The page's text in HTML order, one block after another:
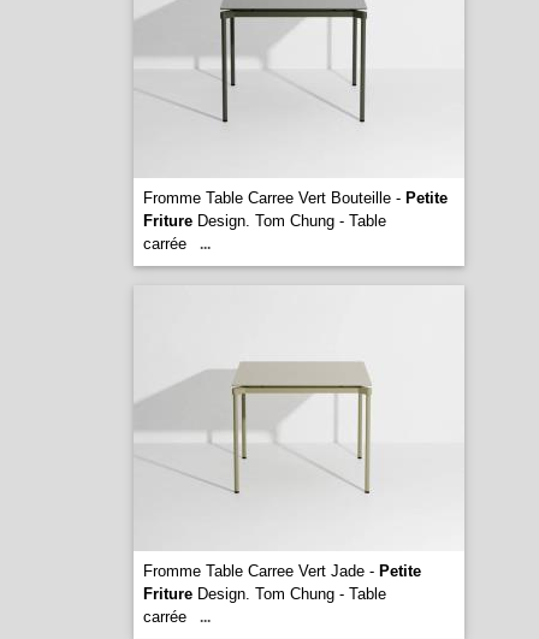
Fromme Table Carree Vert Bouteille - Petite
FritureDesign. Tom Chung - Table
carrée
...
Fromme Table Carree Vert Jade - Petite
FritureDesign. Tom Chung - Table
carrée
...